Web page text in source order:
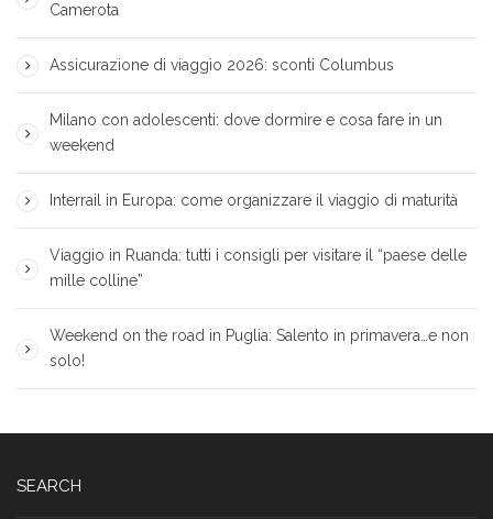
Camerota
Assicurazione di viaggio 2026: sconti Columbus
Milano con adolescenti: dove dormire e cosa fare in un
weekend
Interrail in Europa: come organizzare il viaggio di maturità
Viaggio in Ruanda: tutti i consigli per visitare il “paese delle
mille colline”
Weekend on the road in Puglia: Salento in primavera…e non
solo!
SEARCH